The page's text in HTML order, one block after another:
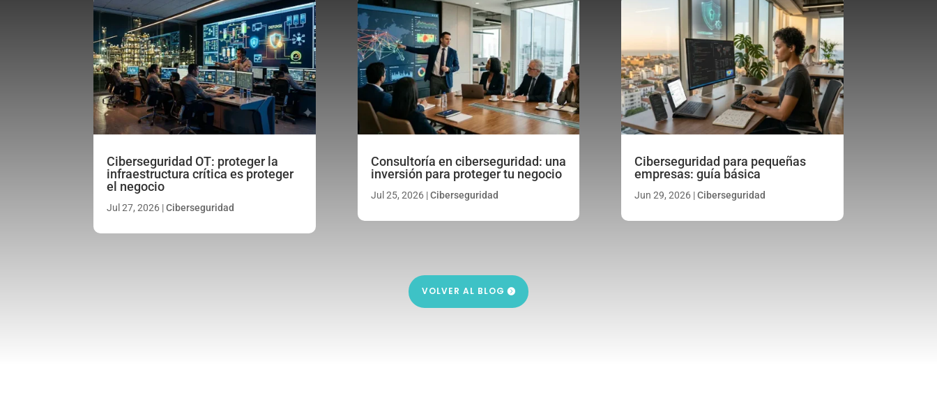
Ciberseguridad OT: proteger la
infraestructura crítica es proteger
el negocio
Jul 27, 2026 |Ciberseguridad
Consultoría en ciberseguridad: una
inversión para proteger tu negocio
Jul 25, 2026|Ciberseguridad
Ciberseguridad para pequeñas
empresas: guía básica
Jun 29, 2026|Ciberseguridad
VOLVER AL BLOG